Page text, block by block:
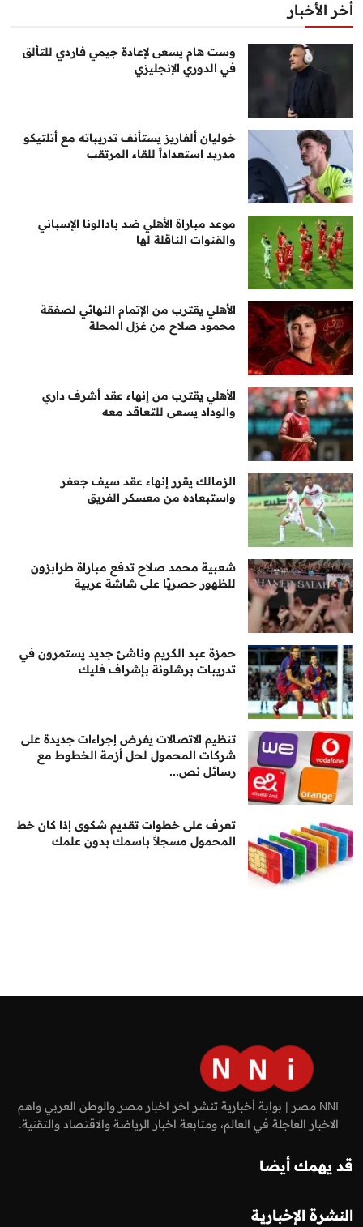
أخر الأخبار
وست هام يسعى لإعادة جيمي فاردي للتألق
في الدوري الإنجليزي
خوليان ألفاريز يستأنف تدريباته مع أتلتيكو
مدريد استعداداً للقاء المرتقب
موعد مباراة الأهلي ضد بادالونا الإسباني
والقنوات الناقلة لها
الأهلي يقترب من الإتمام النهائي لصفقة
محمود صلاح من غزل المحلة
الأهلي يقترب من إنهاء عقد أشرف داري
والوداد يسعى للتعاقد معه
الزمالك يقرر إنهاء عقد سيف جعفر
واستبعاده من معسكر الفريق
شعبية محمد صلاح تدفع مباراة طرابزون
للظهور حصريًا على شاشة عربية
حمزة عبد الكريم وناشئ جديد يستمرون في
تدريبات برشلونة بإشراف فليك
تنظيم الاتصالات يفرض إجراءات جديدة على
شركات المحمول لحل أزمة الخطوط مع
رسائل نص...
تعرف على خطوات تقديم شكوى إذا كان خط
المحمول مسجلاً باسمك بدون علمك
NNI مصر | بوابة أخبارية تنشر اخر اخبار مصر والوطن العربي واهم
الاخبار العاجلة في العالم، ومتابعة اخبار الرياضة والاقتصاد والتقنية.
قد يهمك أيضا
النشرة الإخبارية